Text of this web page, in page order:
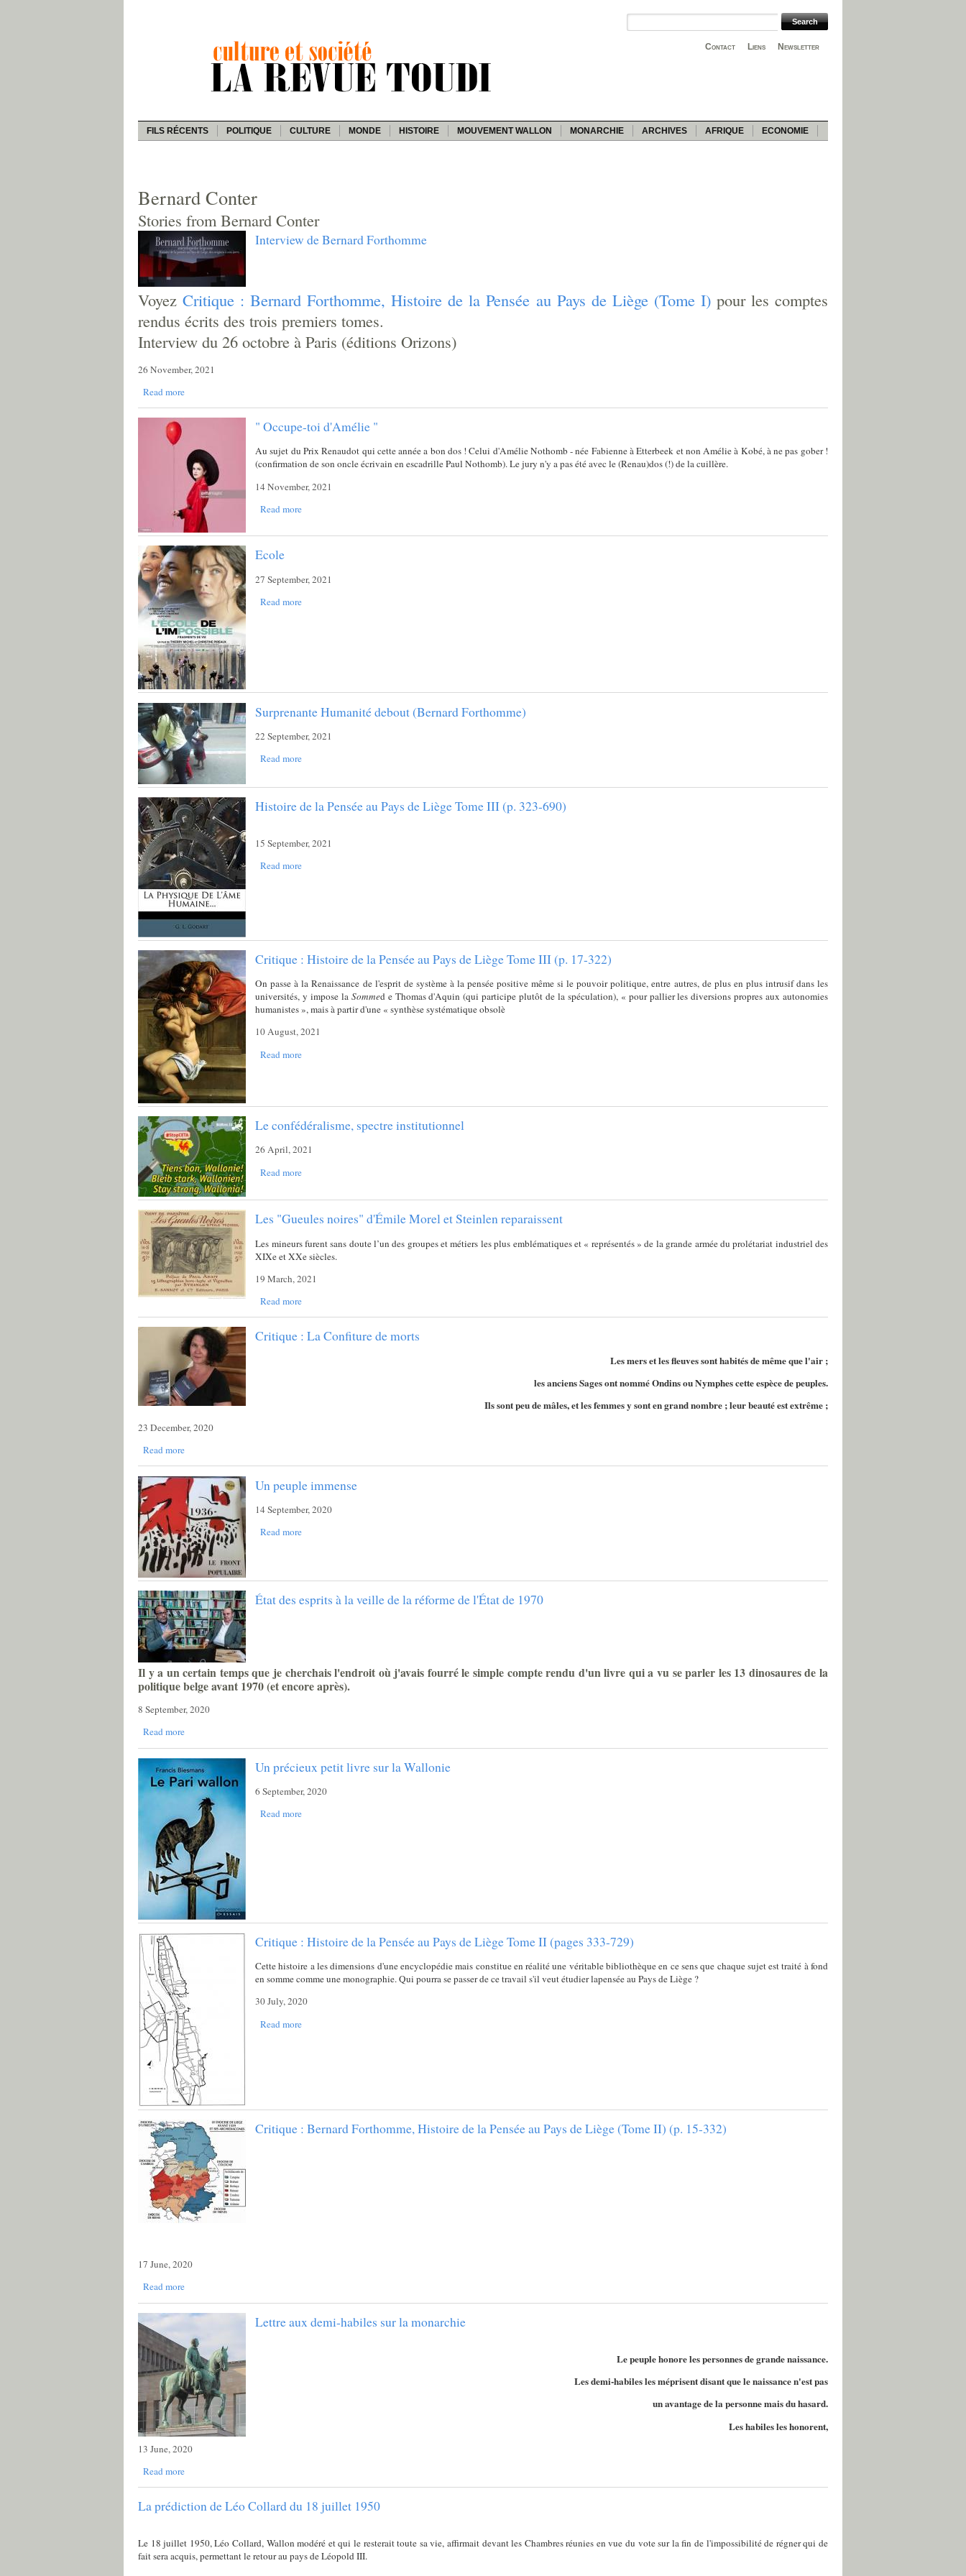
Newsletter
Liens
Contact
FILS RÉCENTS POLITIQUE CULTURE MONDE HISTOIRE MOUVEMENT WALLON MONARCHIE ARCHIVES AFRIQUE ECONOMIE
Bernard Conter
Stories from Bernard Conter
Interview de Bernard Forthomme
VoyezCritique : Bernard Forthomme, Histoire de la Pensée au Pays de Liège (Tome I)pour les comptes
rendus écrits des trois premiers tomes.
Interview du 26 octobre à Paris (éditions Orizons)
26 November, 2021
Read more
" Occupe-toi d'Amélie "
Au sujet du Prix Renaudot qui cette année a bon dos ! Celui d'Amélie Nothomb - née Fabienne à Etterbeek et non Amélie à Kobé, à ne pas gober !
(confirmation de son oncle écrivain en escadrille Paul Nothomb). Le jury n'y a pas été avec le (Renau)dos (!) de la cuillère.
14 November, 2021
Read more
Ecole
27 September, 2021
Read more
Surprenante Humanité debout (Bernard Forthomme)
22 September, 2021
Read more
Histoire de la Pensée au Pays de Liège Tome III (p. 323-690)
15 September, 2021
Read more
Critique : Histoire de la Pensée au Pays de Liège Tome III (p. 17-322)
On passe à la Renaissance de l'esprit de système à la pensée positive même si le pouvoir politique, entre autres, de plus en plus intrusif dans les
universités, y impose la Sommed e Thomas d'Aquin (qui participe plutôt de la spéculation), « pour pallier les diversions propres aux autonomies
humanistes », mais à partir d'une « synthèse systématique obsolè
10 August, 2021
Read more
Le confédéralisme, spectre institutionnel
26 April, 2021
Read more
Les "Gueules noires" d'Émile Morel et Steinlen reparaissent
Les mineurs furent sans doute l’un des groupes et métiers les plus emblématiques et « représentés » de la grande armée du prolétariat industriel des
XIXe et XXe siècles.
19 March, 2021
Read more
Critique : La Confiture de morts
Les mers et les fleuves sont habités de même que l'air ;
les anciens Sages ont nommé Ondins ou Nymphes cette espèce de peuples.
Ils sont peu de mâles, et les femmesy sont en grand nombre ; leur beauté est extrême ;
23 December, 2020
Read more
Un peuple immense
14 September, 2020
Read more
État des esprits à la veille de la réforme de l'État de 1970
Il y a un certain temps que je cherchais l'endroit où j'avais fourré le simple compte rendu d'un livre qui a vu se parler les 13 dinosaures de la
politique belge avant 1970 (et encore après).
8 September, 2020
Read more
Un précieux petit livre sur la Wallonie
6 September, 2020
Read more
Critique : Histoire de la Pensée au Pays de Liège Tome II (pages 333-729)
Cette histoire a les dimensions d'une encyclopédie mais constitue en réalité une véritable bibliothèque en ce sens que chaque sujet est traité à fond
en somme comme une monographie. Qui pourra se passer de ce travail s'il veut étudier lapensée au Pays de Liège ?
30 July, 2020
Read more
Critique : Bernard Forthomme, Histoire de la Pensée au Pays de Liège (Tome II) (p. 15-332)
17 June, 2020
Read more
Lettre aux demi-habiles sur la monarchie
Le peuple honore les personnes de grande naissance.
Les demi-habiles les méprisent disant que le naissance n'est pas
un avantage de la personne mais du hasard.
Les habiles les honorent,
13 June, 2020
Read more
La prédiction de Léo Collard du 18 juillet 1950
Le 18 juillet 1950, Léo Collard, Wallon modéré et qui le resterait toute sa vie, affirmait devant les Chambres réunies en vue du vote sur la fin de l'impossibilité de régner qui de
fait sera acquis, permettant le retour au pays de Léopold III.